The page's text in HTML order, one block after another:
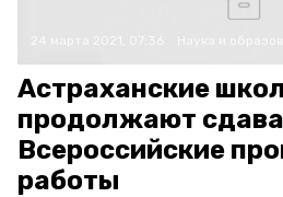
Астраханские
продолжают
Всероссийские
работы